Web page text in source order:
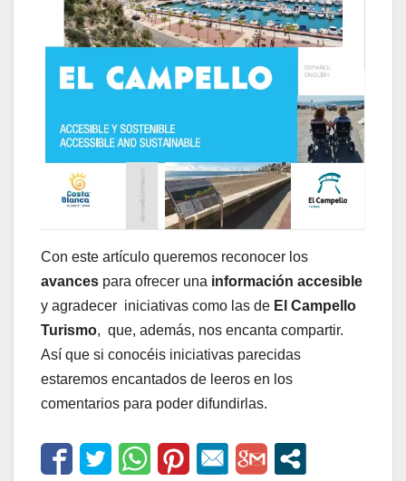
Con este artículo queremos reconocer los
avances para ofrecer una información accesible
y agradecer iniciativas como las de El Campello
Turismo, que, además, nos encanta compartir.
Así que si conocéis iniciativas parecidas
estaremos encantados de leeros en los
comentarios para poder difundirlas.